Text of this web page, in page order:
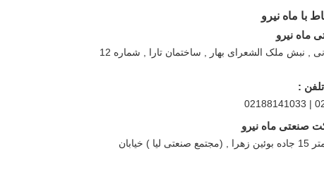
با ماه نیرو
ماه نیرو
تهران , طالقانی , نبش ملک الشعرای بهار , ساختمان تارا , شماره 12
:
صنعتی ماه نیرو
قزوین , کیلومتر 15 جاده بوئین زهرا , (مجتمع صنعتی لیا ) خیابان